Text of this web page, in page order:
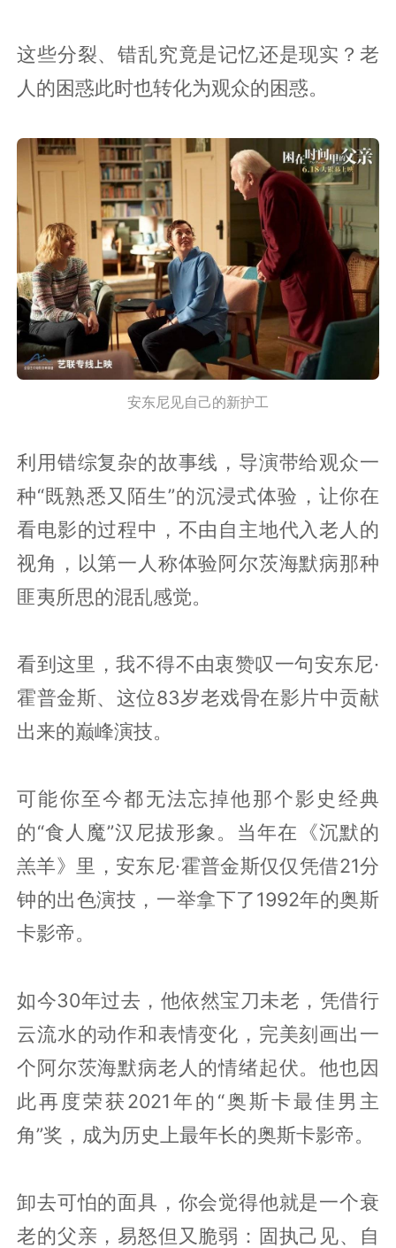
这些分裂、错乱究竟是记忆还是现实？老
人的困惑此时也转化为观众的困惑。
安东尼见自己的新护工
利用错综复杂的故事线，导演带给观众一
种“既熟悉又陌生”的沉浸式体验，让你在
看电影的过程中，不由自主地代入老人的
视角，以第一人称体验阿尔茨海默病那种
匪夷所思的混乱感觉。
看到这里，我不得不由衷赞叹一句安东尼·
霍普金斯、这位83岁老戏骨在影片中贡献
出来的巅峰演技。
可能你至今都无法忘掉他那个影史经典
的“食人魔”汉尼拔形象。当年在《沉默的
羔羊》里，安东尼·霍普金斯仅仅凭借21分
钟的出色演技，一举拿下了1992年的奥斯
卡影帝。
如今30年过去，他依然宝刀未老，凭借行
云流水的动作和表情变化，完美刻画出一
个阿尔茨海默病老人的情绪起伏。他也因
此再度荣获2021年的“奥斯卡最佳男主
角”奖，成为历史上最年长的奥斯卡影帝。
卸去可怕的面具，你会觉得他就是一个衰
老的父亲，易怒但又脆弱：固执己见、自